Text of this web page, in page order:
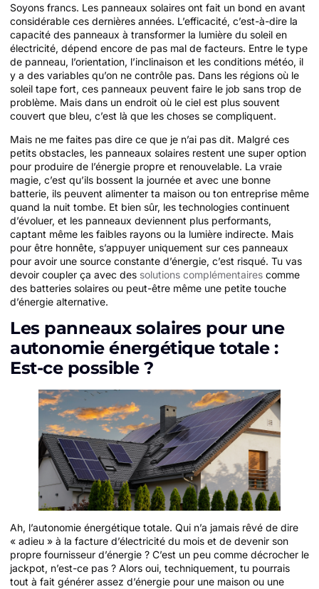
Soyons francs. Les panneaux solaires ont fait un bond en avant
considérable ces dernières années. L’efficacité, c’est-à-dire la
capacité des panneaux à transformer la lumière du soleil en
électricité, dépend encore de pas mal de facteurs. Entre le type
de panneau, l’orientation, l’inclinaison et les conditions météo, il
y a des variables qu’on ne contrôle pas. Dans les régions où le
soleil tape fort, ces panneaux peuvent faire le job sans trop de
problème. Mais dans un endroit où le ciel est plus souvent
couvert que bleu, c’est là que les choses se compliquent.
Mais ne me faites pas dire ce que je n’ai pas dit. Malgré ces
petits obstacles, les panneaux solaires restent une super option
pour produire de l’énergie propre et renouvelable. La vraie
magie, c’est qu’ils bossent la journée et avec une bonne
batterie, ils peuvent alimenter ta maison ou ton entreprise même
quand la nuit tombe. Et bien sûr, les technologies continuent
d’évoluer, et les panneaux deviennent plus performants,
captant même les faibles rayons ou la lumière indirecte. Mais
pour être honnête, s’appuyer uniquement sur ces panneaux
pour avoir une source constante d’énergie, c’est risqué. Tu vas
devoir coupler ça avec des solutions complémentaires comme
des batteries solaires ou peut-être même une petite touche
d’énergie alternative.
Les panneaux solaires pour une
autonomie énergétique totale :
Est-ce possible ?
Ah, l’autonomie énergétique totale. Qui n’a jamais rêvé de dire
« adieu » à la facture d’électricité du mois et de devenir son
propre fournisseur d’énergie ? C’est un peu comme décrocher le
jackpot, n’est-ce pas ? Alors oui, techniquement, tu pourrais
tout à fait générer assez d’énergie pour une maison ou une